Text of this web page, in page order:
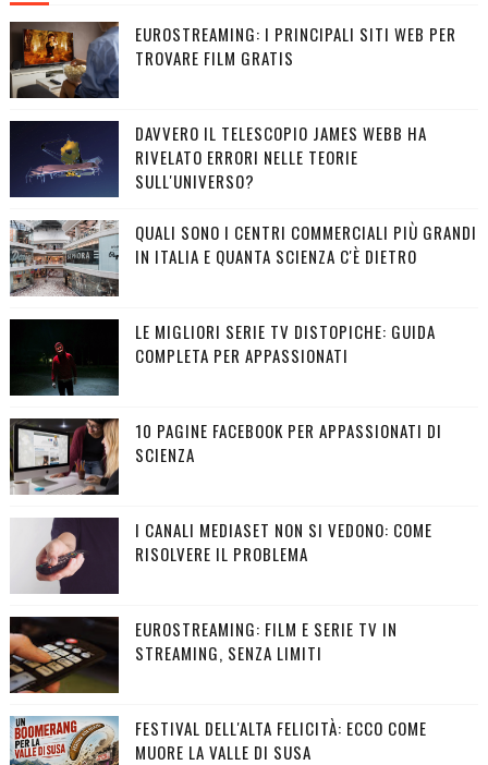
EUROSTREAMING: I PRINCIPALI SITI WEB PER
TROVARE FILM GRATIS
DAVVERO IL TELESCOPIO JAMES WEBB HA
RIVELATO ERRORI NELLE TEORIE
SULL'UNIVERSO?
QUALI SONO I CENTRI COMMERCIALI PIÙ GRANDI
IN ITALIA E QUANTA SCIENZA C'È DIETRO
LE MIGLIORI SERIE TV DISTOPICHE: GUIDA
COMPLETA PER APPASSIONATI
10 PAGINE FACEBOOK PER APPASSIONATI DI
SCIENZA
I CANALI MEDIASET NON SI VEDONO: COME
RISOLVERE IL PROBLEMA
EUROSTREAMING: FILM E SERIE TV IN
STREAMING, SENZA LIMITI
FESTIVAL DELL'ALTA FELICITÀ: ECCO COME
MUORE LA VALLE DI SUSA